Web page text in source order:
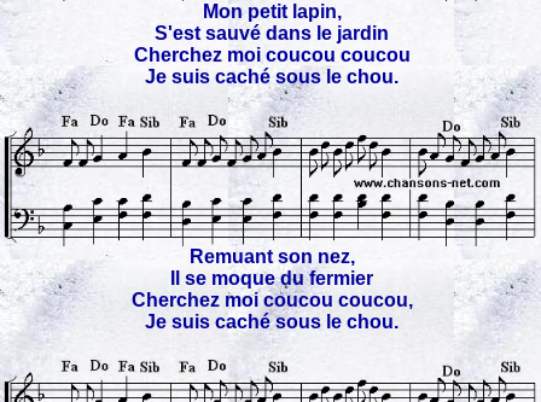
Mon petit lapin,
S'est sauvé dans le jardin
Cherchez moi coucou coucou
Je suis caché sous le chou.
Remuant son nez,
Il se moque du fermier
Cherchez moi coucou coucou,
Je suis caché sous le chou.